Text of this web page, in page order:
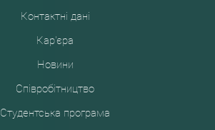
Контактні дані
Кар'єра
Новини
Співробітництво
Студентська програма